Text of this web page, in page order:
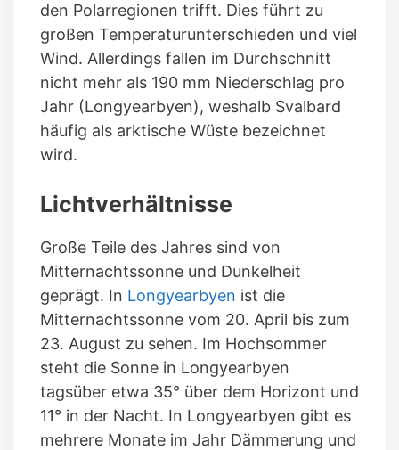
den Polarregionen trifft. Dies führt zu
großen Temperaturunterschieden und viel
Wind. Allerdings fallen im Durchschnitt
nicht mehr als 190 mm Niederschlag pro
Jahr (Longyearbyen), weshalb Svalbard
häufig als arktische Wüste bezeichnet
wird.
Lichtverhältnisse
Große Teile des Jahres sind von
Mitternachtssonne und Dunkelheit
geprägt. In Longyearbyen ist die
Mitternachtssonne vom 20. April bis zum
23. August zu sehen. Im Hochsommer
steht die Sonne in Longyearbyen
tagsüber etwa 35° über dem Horizont und
11° in der Nacht. In Longyearbyen gibt es
mehrere Monate im Jahr Dämmerung und